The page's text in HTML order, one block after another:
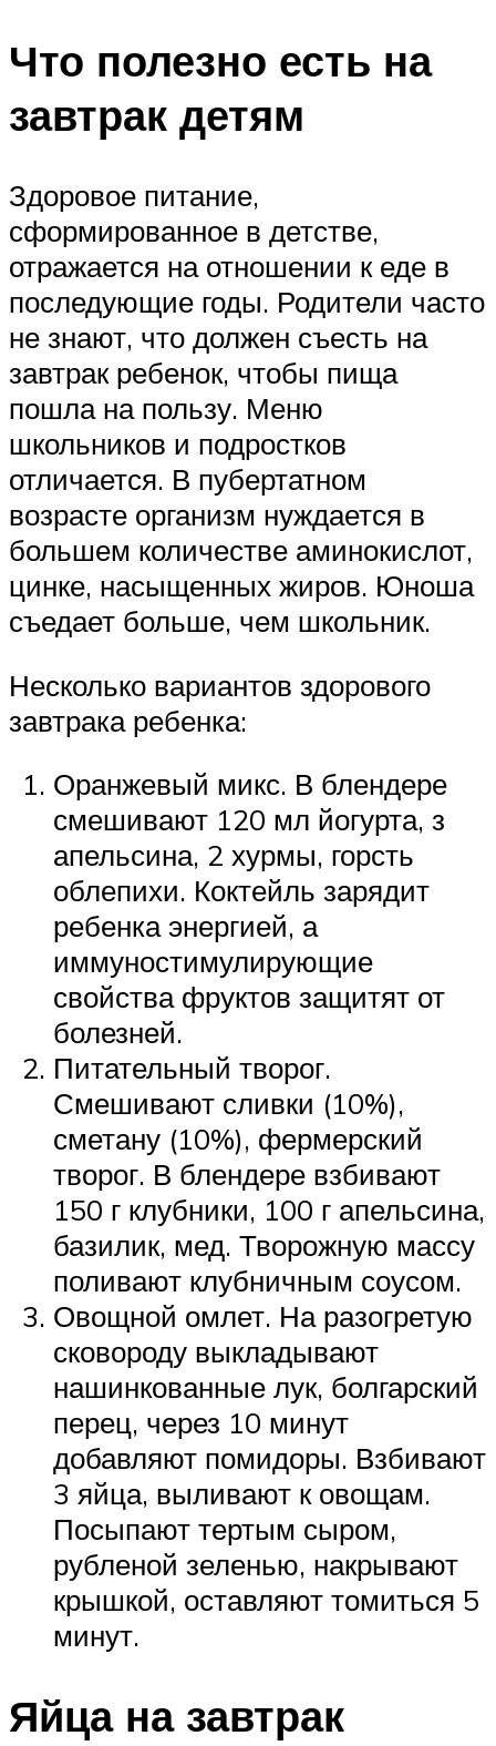
Что полезно есть на
завтрак детям
Здоровое питание,
сформированное в детстве,
отражается на отношении к еде в
последующие годы. Родители часто
не знают, что должен съесть на
завтрак ребенок, чтобы пища
пошла на пользу. Меню
школьников и подростков
отличается. В пубертатном
возрасте организм нуждается в
большем количестве аминокислот,
цинке, насыщенных жиров. Юноша
съедает больше, чем школьник.
Несколько вариантов здорового
завтрака ребенка:
Оранжевый микс. В блендере
смешивают 120 мл йогурта, з
апельсина, 2 хурмы, горсть
облепихи. Коктейль зарядит
ребенка энергией, а
иммуностимулирующие
свойства фруктов защитят от
болезней.
Питательный творог.
Смешивают сливки (10%),
сметану (10%), фермерский
творог. В блендере взбивают
150 г клубники, 100 г апельсина,
базилик, мед. Творожную массу
поливают клубничным соусом.
Овощной омлет. На разогретую
сковороду выкладывают
нашинкованные лук, болгарский
перец, через 10 минут
добавляют помидоры. Взбивают
3 яйца, выливают к овощам.
Посыпают тертым сыром,
рубленой зеленью, накрывают
крышкой, оставляют томиться 5
минут.
Яйца на завтрак